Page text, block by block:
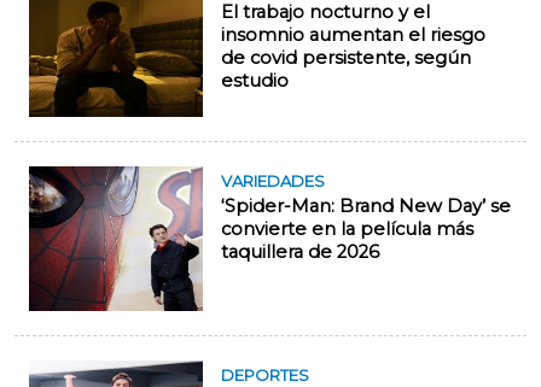
El trabajo nocturno y el
insomnio aumentan el riesgo
de covid persistente, según
estudio
VARIEDADES
‘Spider-Man: Brand New Day’ se
convierte en la película más
taquillera de 2026
DEPORTES